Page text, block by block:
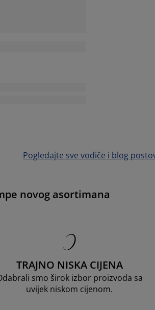
Pogledajte sve vodiče i blog
novog asortimana
TRAJNO NISKA CIJENA
smo širok izbor proizvoda sa
uvijek niskom cijenom.